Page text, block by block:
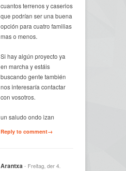
cuantos terrenos y caserios
que podrían ser una buena
opción para cuatro familias
mas o menos.
Si hay algún proyecto ya
en marcha y estáis
buscando gente también
nos interesaría contactar
con vosotros.
un saludo ondo izan
Reply to comment→
Arantxa- Freitag, der 4.